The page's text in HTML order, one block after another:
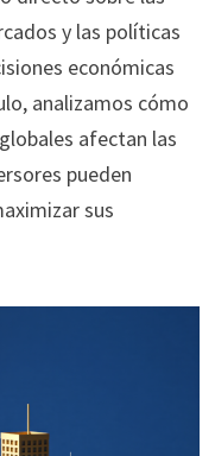
y las políticas
económicas
analizamos cómo
afectan las
pueden
sus